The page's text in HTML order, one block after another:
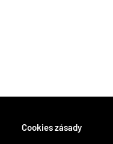
Cookies zásady